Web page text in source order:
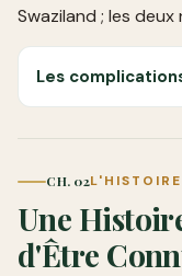
Swaziland ; les deux
Les
CH. 02
Une
d'Être